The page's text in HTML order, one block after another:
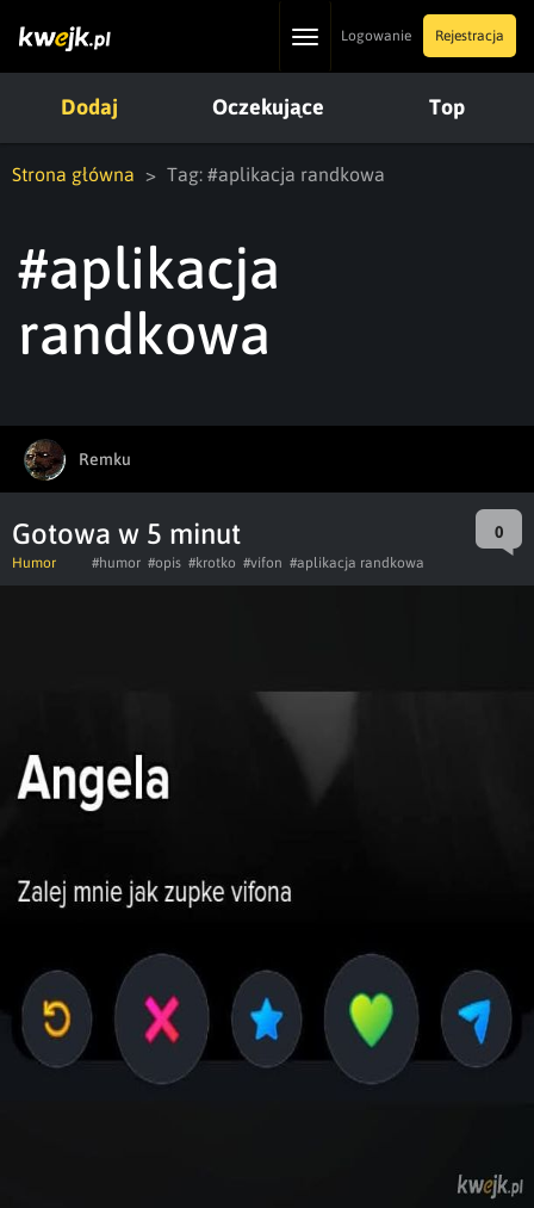
ToggleLogowanie Rejestracja
Dodaj Oczekujące Top
Strona główna Tag: #aplikacja randkowa
#aplikacja
randkowa
Remku
Gotowa w 5 minut 0
Humor #humor #opis #krotko #vifon #aplikacja randkowa